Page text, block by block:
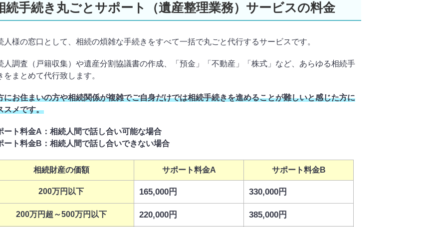
続手続き丸ごとサポート（遺産整理業務）サービスの料金
人様の窓口として、相続の煩雑な手続きをすべて一括で丸ごと代行するサービスです。
人調査（戸籍収集）や遺産分割協議書の作成、「預金」「不動産」「株式」など、あらゆる相続手
をまとめて代行致します。
にお住まいの方や相続関係が複雑でご自身だけでは相続手続きを進めることが難しいと感じた方に
スメです。
ート料金A：相続人間で話し合い可能な場合
ート料金B：相続人間で話し合いできない場合
相続財産の価額 サポート料金A サポート料金B
200万円以下 165,000円 330,000円
200万円超～500万円以下 220,000円 385,000円